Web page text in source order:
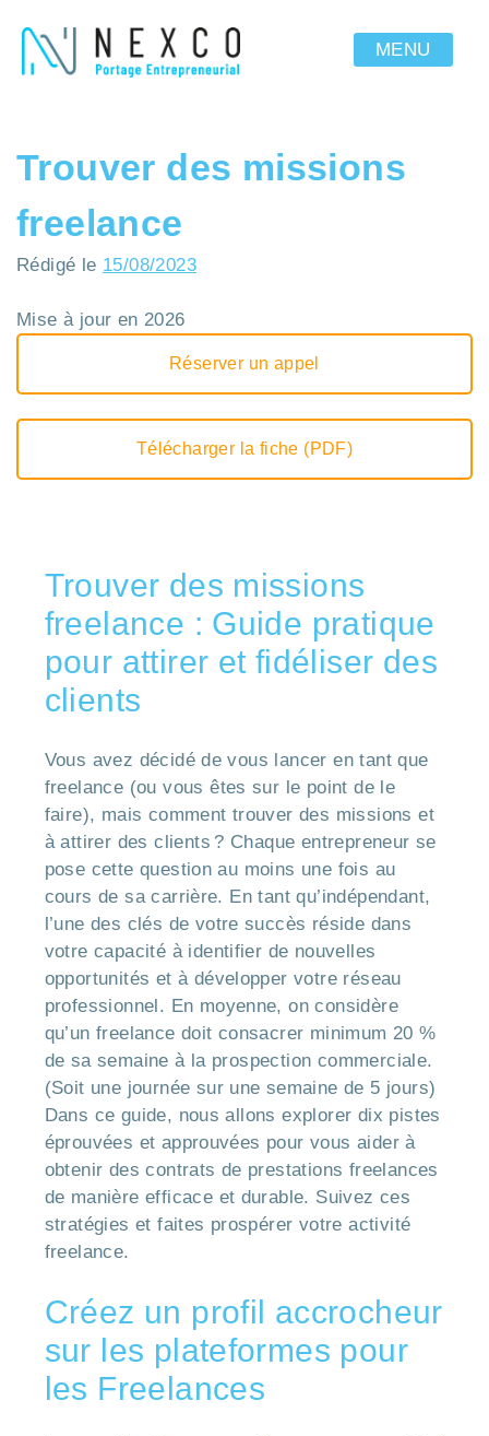
MENU
Trouver des missions
freelance
Rédigé le 15/08/2023
Mise à jour en 2026
Réserver un appel
Télécharger la fiche (PDF)
Trouver des missions
freelance : Guide pratique
pour attirer et fidéliser des
clients
Vous avez décidé de vous lancer en tant que
freelance (ou vous êtes sur le point de le
faire), mais comment trouver des missions et
à attirer des clients ? Chaque entrepreneur se
pose cette question au moins une fois au
cours de sa carrière. En tant qu’indépendant,
l’une des clés de votre succès réside dans
votre capacité à identifier de nouvelles
opportunités et à développer votre réseau
professionnel. En moyenne, on considère
qu’un freelance doit consacrer minimum 20 %
de sa semaine à la prospection commerciale.
(Soit une journée sur une semaine de 5 jours)
Dans ce guide, nous allons explorer dix pistes
éprouvées et approuvées pour vous aider à
obtenir des contrats de prestations freelances
de manière efficace et durable. Suivez ces
stratégies et faites prospérer votre activité
freelance.
Créez un profil accrocheur
sur les plateformes pour
les Freelances